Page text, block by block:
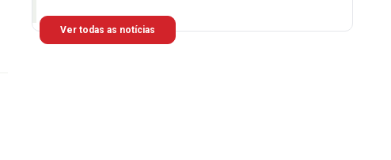
Ver todas as notícias